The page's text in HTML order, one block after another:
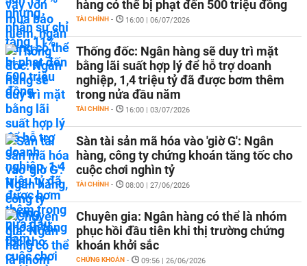
hàng có thể bị phạt đến 500 triệu đồng
TÀI CHÍNH - 16:00 | 06/07/2026
Thống đốc: Ngân hàng sẽ duy trì mặt
bằng lãi suất hợp lý để hỗ trợ doanh
nghiệp, 1,4 triệu tỷ đã được bơm thêm
trong nửa đầu năm
TÀI CHÍNH - 16:00 | 03/07/2026
Sàn tài sản mã hóa vào 'giờ G': Ngân
hàng, công ty chứng khoán tăng tốc cho
cuộc chơi nghìn tỷ
TÀI CHÍNH - 08:00 | 27/06/2026
Chuyên gia: Ngân hàng có thể là nhóm
phục hồi đầu tiên khi thị trường chứng
khoán khởi sắc
CHỨNG KHOÁN - 09:56 | 26/06/2026